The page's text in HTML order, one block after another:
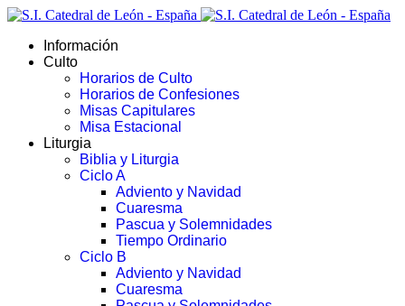
Información
Culto
Horarios de Culto
Horarios de Confesiones
Misas Capitulares
Misa Estacional
Liturgia
Biblia y Liturgia
Ciclo A
Adviento y Navidad
Cuaresma
Pascua y Solemnidades
Tiempo Ordinario
Ciclo B
Adviento y Navidad
Cuaresma